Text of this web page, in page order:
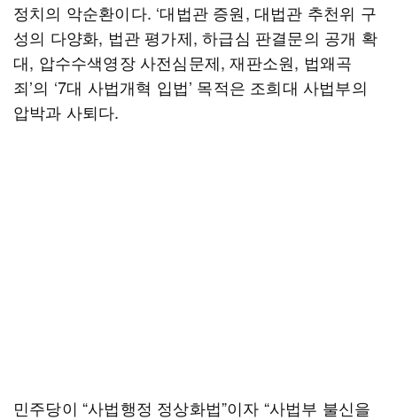
정치의 악순환이다. ‘대법관 증원, 대법관 추천위 구
성의 다양화, 법관 평가제, 하급심 판결문의 공개 확
대, 압수수색영장 사전심문제, 재판소원, 법왜곡
죄’의 ‘7대 사법개혁 입법’ 목적은 조희대 사법부의
압박과 사퇴다.
민주당이 “사법행정 정상화법”이자 “사법부 불신을